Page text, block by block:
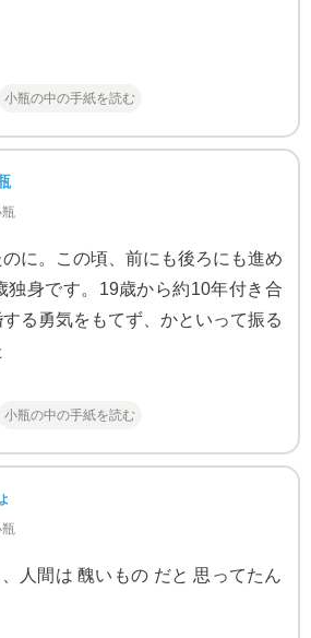
小瓶の中の手紙を読む
に。この頃、前にも後ろにも進め
独身です。19歳から約10年付き合
る勇気をもてず、かといって振る
小瓶の中の手紙を読む
人間は 醜いもの だと 思ってたん